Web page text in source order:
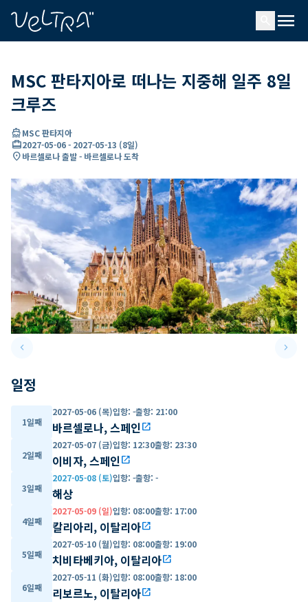
menu
MSC 판타지아로 떠나는 지중해 일주 8일
크루즈
directions_boatMSC 판타지아
card_travel2027-05-06- 2027-05-13 (8일)
location_on바르셀로나 출발 - 바르셀로나 도착
keyboard_arrow_leftPrevious slide keyboard_arrow_right
일정
1일째
2027-05-06 (목)입항: -출항: 21:00
바르셀로나, 스페인open_in_new
2일째
2027-05-07 (금)입항: 12:30출항: 23:30
이비자, 스페인open_in_new
3일째
2027-05-08 (토)입항: -출항: -
해상
4일째
2027-05-09 (일)입항: 08:00출항: 17:00
칼리아리, 이탈리아open_in_new
5일째
2027-05-10 (월)입항: 08:00출항: 19:00
치비타베키아, 이탈리아open_in_new
6일째
2027-05-11 (화)입항: 08:00출항: 18:00
리보르노, 이탈리아open_in_new